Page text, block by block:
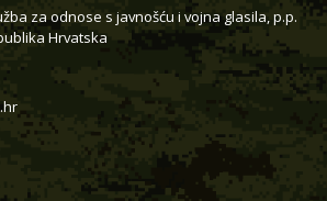
za odnose s javnošću i vojna glasila, p.p.
Hrvatska